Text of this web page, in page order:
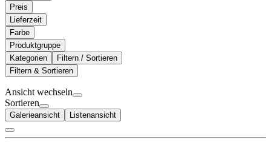
Preis
Lieferzeit
Farbe
Produktgruppe
Kategorien
Filtern / Sortieren
Filtern & Sortieren
Ansicht wechseln
Sortieren
Galerieansicht Listenansicht